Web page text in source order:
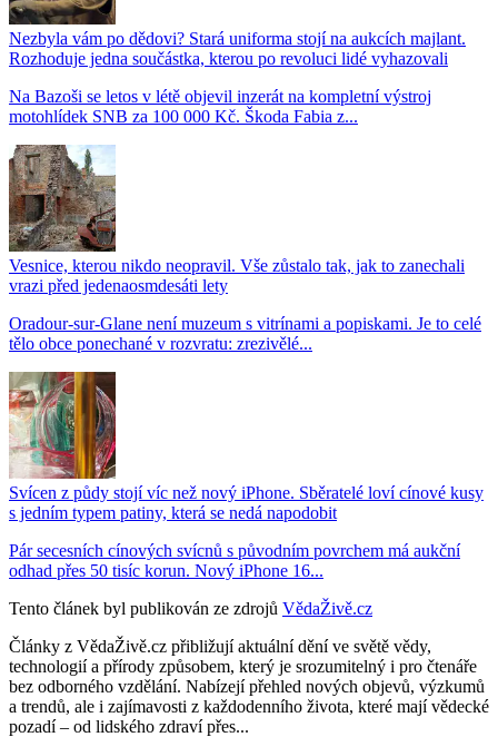
Nezbyla vám po dědovi? Stará uniforma stojí na aukcích majlant.
Rozhoduje jedna součástka, kterou po revoluci lidé vyhazovali
Na Bazoši se letos v létě objevil inzerát na kompletní výstroj
motohlídek SNB za 100 000 Kč. Škoda Fabia z...
Vesnice, kterou nikdo neopravil. Vše zůstalo tak, jak to zanechali
vrazi před jedenaosmdesáti lety
Oradour-sur-Glane není muzeum s vitrínami a popiskami. Je to celé
tělo obce ponechané v rozvratu: zrezivělé...
Svícen z půdy stojí víc než nový iPhone. Sběratelé loví cínové kusy
s jedním typem patiny, která se nedá napodobit
Pár secesních cínových svícnů s původním povrchem má aukční
odhad přes 50 tisíc korun. Nový iPhone 16...
Tento článek byl publikován ze zdrojů VědaŽivě.cz
Články z VědaŽivě.cz přibližují aktuální dění ve světě vědy,
technologií a přírody způsobem, který je srozumitelný i pro čtenáře
bez odborného vzdělání. Nabízejí přehled nových objevů, výzkumů
a trendů, ale i zajímavosti z každodenního života, které mají vědecké
pozadí – od lidského zdraví přes...